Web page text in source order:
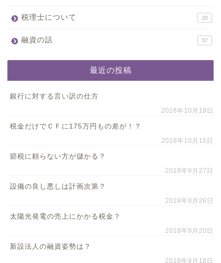
税理士について 20
融資の話 37
最近の投稿
銀行に対する言い訳の仕方
2018年10月19日
税金だけでＣＦに175万円もの差が！？
2018年10月15日
節税に頼らない方が儲かる？
2018年9月27日
設備の良し悪しは計画次第？
2018年9月26日
太陽光発電の売上にかかる税金？
2018年9月20日
新設法人の融資姿勢は？
2018年9月18日